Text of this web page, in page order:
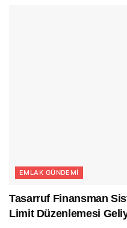
EMLAK GÜNDEMI
Tasarruf Finansman
Limit Düzenlemesi